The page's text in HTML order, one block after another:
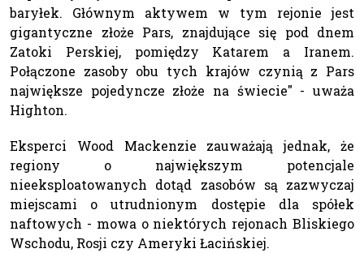
baryłek. Głównym aktywem w tym rejonie jest
gigantyczne złoże Pars, znajdujące się pod dnem
Zatoki Perskiej, pomiędzy Katarem a Iranem.
Połączone zasoby obu tych krajów czynią z Pars
największe pojedyncze złoże na świecie" - uważa
Highton.
Eksperci Wood Mackenzie zauważają jednak, że
regiony o największym potencjale
nieeksploatowanych dotąd zasobów są zazwyczaj
miejscami o utrudnionym dostępie dla spółek
naftowych - mowa o niektórych rejonach Bliskiego
Wschodu, Rosji czy Ameryki Łacińskiej.